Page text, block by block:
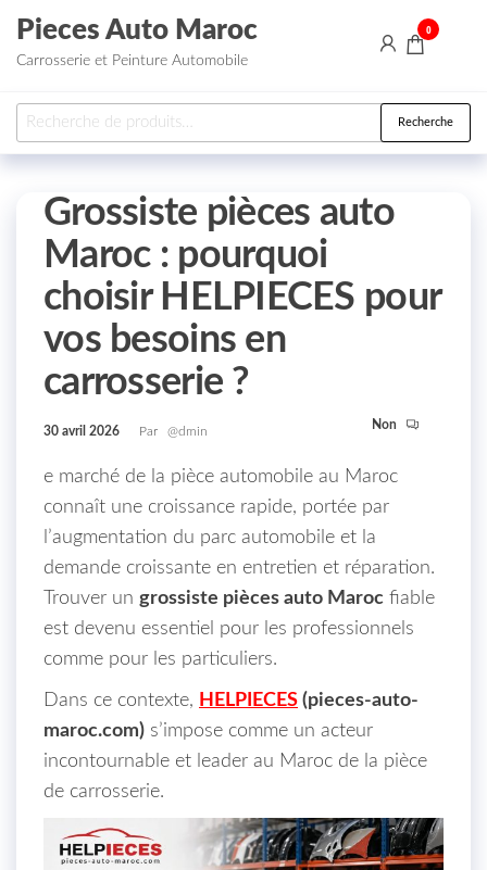
Aller au contenu
Pieces Auto Maroc
Carrosserie et Peinture Automobile
0
Recherche pour : Recherche
Grossiste pièces auto
Maroc : pourquoi
choisir HELPIECES pour
vos besoins en
carrosserie ?
30 avril 2026 Par @dmin Non
e marché de la pièce automobile au Maroc
connaît une croissance rapide, portée par
l’augmentation du parc automobile et la
demande croissante en entretien et réparation.
Trouver un grossiste pièces auto Maroc fiable
est devenu essentiel pour les professionnels
comme pour les particuliers.
Dans ce contexte, HELPIECES (pieces-auto-
maroc.com) s’impose comme un acteur
incontournable et leader au Maroc de la pièce
de carrosserie.